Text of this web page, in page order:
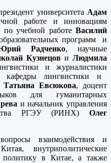
университета Адам
работе и инновациям
по учебной работе Василий
программ и
Радченко, научные
Кузнецов и Людмила
и журналистики
кафедры лингвистики и
Татьяна Евсюкова, доцент
для гуманитарных
и начальник управления
РГЭУ (РИНХ) Олег
взаимодействия и
внутриполитические
в Китае, а также